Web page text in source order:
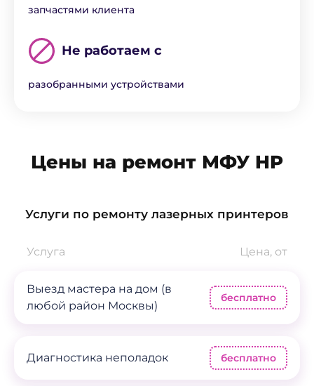
запчастями клиента
Не работаем с
разобранными устройствами
Цены на ремонт МФУ HP
Услуги по ремонту лазерных принтеров
Услуга Цена, от
Выезд мастера на дом (в
любой район Москвы)
бесплатно
Диагностика неполадок бесплатно